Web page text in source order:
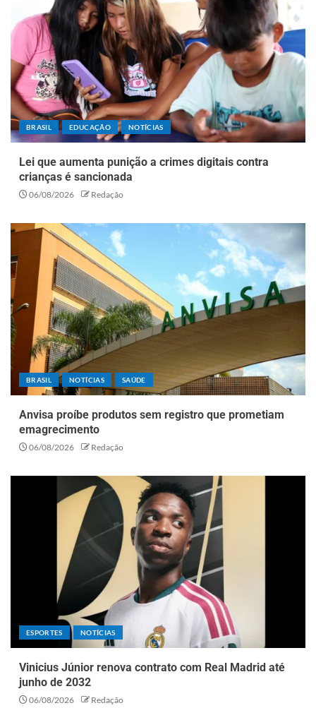
BRASIL EDUCAÇÃO NOTÍCIAS
Lei que aumenta punição a crimes digitais contra
crianças é sancionada
06/08/2026 Redação
BRASIL NOTÍCIAS SAÚDE
Anvisa proíbe produtos sem registro que prometiam
emagrecimento
06/08/2026 Redação
ESPORTES NOTÍCIAS
Vinicius Júnior renova contrato com Real Madrid até
junho de 2032
06/08/2026 Redação